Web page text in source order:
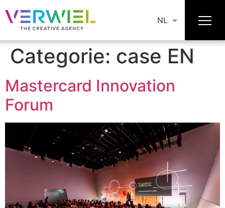
NL
Categorie: case EN
Mastercard Innovation
Forum